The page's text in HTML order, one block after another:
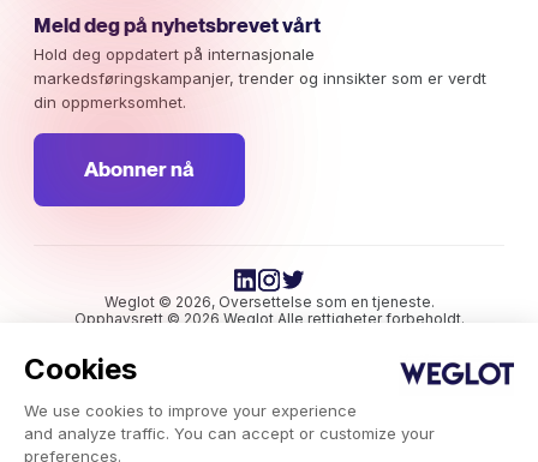
Cookies
We use cookies to improve your experience
and analyze traffic. You can accept or customize your
preferences.
Meld deg på nyhetsbrevet vårt
Hold deg oppdatert på internasjonale
markedsføringskampanjer, trender og innsikter som er verdt
din oppmerksomhet.
Abonner nå
Weglot © 2026, Oversettelse som en tjeneste.
Opphavsrett © 2026 Weglot Alle rettigheter forbeholdt.